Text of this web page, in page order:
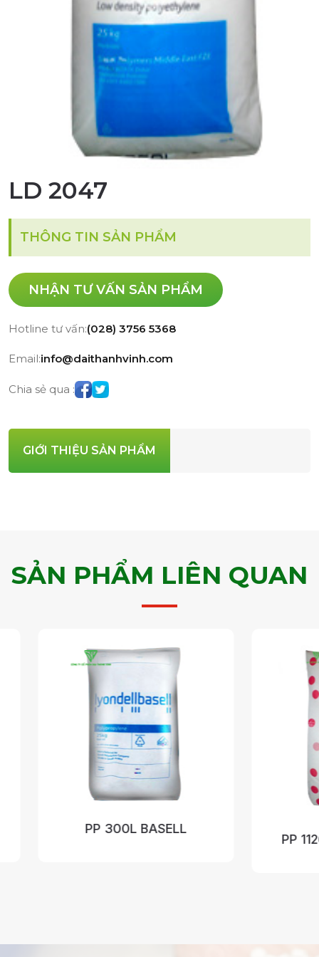
LD 2047
THÔNG TIN SẢN PHẨM
NHẬN TƯ VẤN SẢN PHẨM
Hotline tư vấn:(028) 3756 5368
Email:info@daithanhvinh.com
Chia sẻ qua :
GIỚI THIỆU SẢN PHẨM
SẢN PHẨM LIÊN QUAN
PP 1126NK- POLIMAXX